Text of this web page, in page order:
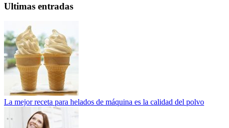
Ultimas entradas
La mejor receta para helados de máquina es la calidad del polvo